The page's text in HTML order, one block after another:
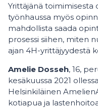
Yrittäjänä toimimisesta
työnhaussa myös
mahdollista saada
prosessi siihen, miten
ajan 4H-yrittäjyydestä
Amelie Dosseh, 16,
kesäkuussa 2021
Helsinkiläinen
kotiapua ja